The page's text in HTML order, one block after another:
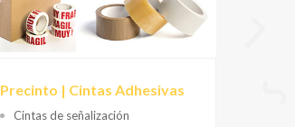
Precinto | Cintas Adhesivas
Cintas de señalización